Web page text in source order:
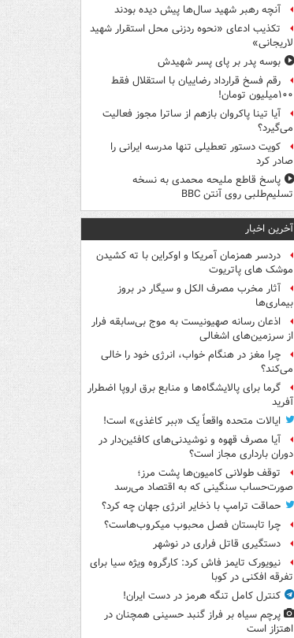
آنچه رهبر شهید سال‌ها پیش دیده بودند
تکذیب ادعای «نحوه ردزنی محل استقرار شهید
لاریجانی»
بوسه‌ پدر بر پای پسر شهیدش
رقم فسخ قرارداد رضاییان با استقلال فقط
۱۰۰میلیون تومان!
آیا تینا پاکروان بازهم از ساترا مجوز فعالیت
می‌گیرد؟
کویت دستور تعطیلی تنها مدرسه ایرانی را
صادر کرد
پاسخ قاطع ملیحه محمدی به نسخه
تسلیم‌طلبی روی آنتن BBC
آخرین اخبار
دردسر همزمان آمریکا و اوکراین با ته کشیدن
موشک های پاتریوت
آثار مخرب مصرف الکل و سیگار در بروز
بیماری‌ها
اذعان رسانه صهیونیست به موج بی‌سابقه فرار
از سرزمین‌های اشغالی
چرا مغز در هنگام خواب، انرژی خود را خالی
می‌کند؟
گرما برای پالایشگاه‌ها و منابع برق اروپا اضطرار
آفرید
ایالات متحده واقعاً یک «ببر کاغذی» است!
آیا مصرف قهوه و نوشیدنی‌های کافئین‌دار در
دوران بارداری مجاز است؟
توقف طولانی کامیون‌ها پشت مرز؛
صورت‌حساب سنگینی که به اقتصاد می‌رسد
حماقت ترامپ با ذخایر انرژی جهان چه کرد؟
چرا تابستان فصل محبوب میکروب‌هاست؟
دستگیری قاتل فراری در نوشهر
نیویورک تایمز فاش کرد: کارگروه ویژه سیا برای
تفرقه افکنی در کوبا
کنترل کامل تنگه هرمز در دست ایران!
پرچم سیاه بر فراز گنبد حسینی همچنان در
اهتزاز است